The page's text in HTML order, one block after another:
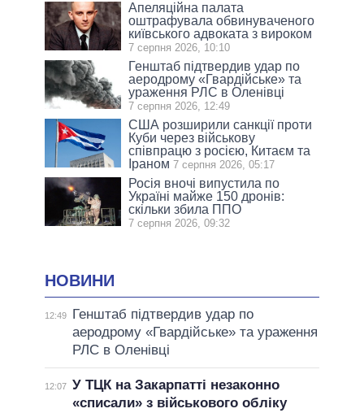
Апеляційна палата
оштрафувала обвинуваченого
київського адвоката з вироком
7 серпня 2026, 10:10
Генштаб підтвердив удар по
аеродрому «Гвардійське» та
ураження РЛС в Оленівці
7 серпня 2026, 12:49
США розширили санкції проти
Куби через військову
співпрацю з росією, Китаєм та
Іраном 7 серпня 2026, 05:17
Росія вночі випустила по
Україні майже 150 дронів:
скільки збила ППО
7 серпня 2026, 09:32
НОВИНИ
12:49
Генштаб підтвердив удар по
аеродрому «Гвардійське» та ураження
РЛС в Оленівці
12:07 У ТЦК на Закарпатті незаконно
«списали» з військового обліку